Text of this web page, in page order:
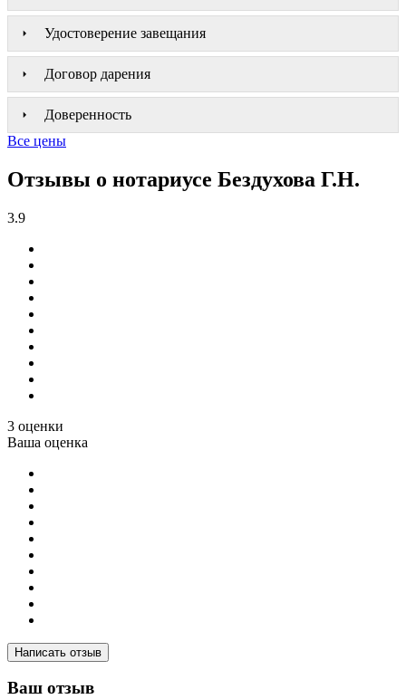
Удостоверение завещания
Договор дарения
Доверенность
Все цены
Отзывы о нотариусе Бездухова Г.Н.
3.9
3 оценки
Ваша оценка
Написать отзыв
Ваш отзыв